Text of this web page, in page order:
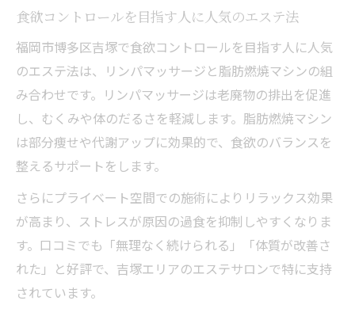
食欲コントロールを目指す人に人気のエステ法
福岡市博多区吉塚で食欲コントロールを目指す人に人気
のエステ法は、リンパマッサージと脂肪燃焼マシンの組
み合わせです。リンパマッサージは老廃物の排出を促進
し、むくみや体のだるさを軽減します。脂肪燃焼マシン
は部分痩せや代謝アップに効果的で、食欲のバランスを
整えるサポートをします。
さらにプライベート空間での施術によりリラックス効果
が高まり、ストレスが原因の過食を抑制しやすくなりま
す。口コミでも「無理なく続けられる」「体質が改善さ
れた」と好評で、吉塚エリアのエステサロンで特に支持
されています。